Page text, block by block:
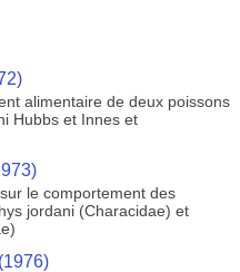
alimentaire de deux poissons
Hubbs et Innes et
le comportement des
jordani (Characidae) et